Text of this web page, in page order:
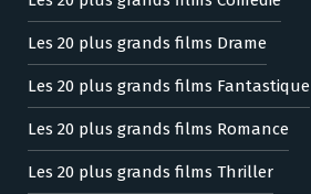
Les 20 plus grands films Drame
Les 20 plus grands films Fantastique
Les 20 plus grands films Romance
Les 20 plus grands films Thriller